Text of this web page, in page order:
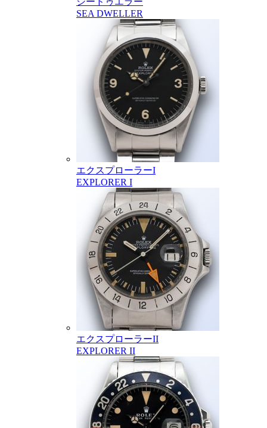
SEA DWELLER
エクスプローラーI
EXPLORER I
エクスプローラーII
EXPLORER II